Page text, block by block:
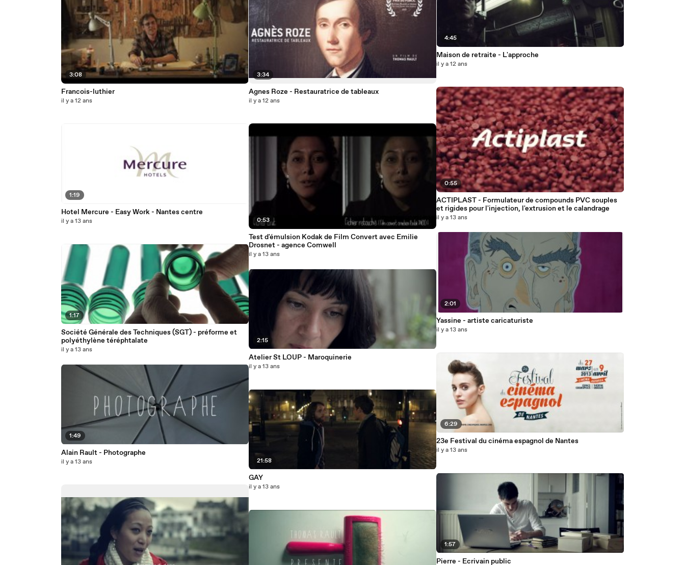
3:08
Francois-luthier
il y a 12 ans
1:19
Hotel Mercure - Easy Work - Nantes centre
il y a 13 ans
1:17
Société Générale des Techniques (SGT) - préforme et
polyéthylène téréphtalate
il y a 13 ans
1:49
Alain Rault - Photographe
il y a 13 ans
3:34
Agnes Roze - Restauratrice de tableaux
il y a 12 ans
0:53
Test d'émulsion Kodak de Film Convert avec Emilie
Drosnet - agence Comwell
il y a 13 ans
2:15
Atelier St LOUP - Maroquinerie
il y a 13 ans
21:58
GAY
il y a 13 ans
4:45
Maison de retraite - L'approche
il y a 12 ans
0:55
ACTIPLAST - Formulateur de compounds PVC souples
et rigides pour l'injection, l'extrusion et le calandrage
il y a 13 ans
2:01
Yassine - artiste caricaturiste
il y a 13 ans
6:29
23e Festival du cinéma espagnol de Nantes
il y a 13 ans
1:57
Pierre - Ecrivain public